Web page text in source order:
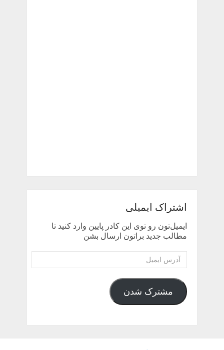
اشتراک ایمیلی
ایمیل‌تون رو توی این کادر پایین وارد کنید تا
مطالب جدید براتون ارسال بشن
آدرس
ایمیل
مشترک شدن